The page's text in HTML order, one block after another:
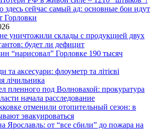
здесь сейчас самый ад: основные бои идут
Горловки
уничтожили склады с продукцией двух
будет ли дефицит
“нарисовал” Горловке 190 тысяч
та аксесуари: флоуметр та літієві
лічильника
пленного под Волновахой: прокуратура
начала расследование
отменили отопительный сезон: в
эвакуироваться
Ярославль: от “все сбили” до пожара на